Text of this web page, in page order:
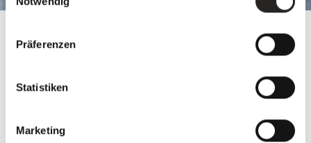
Präferenzen
Statistiken
Marketing